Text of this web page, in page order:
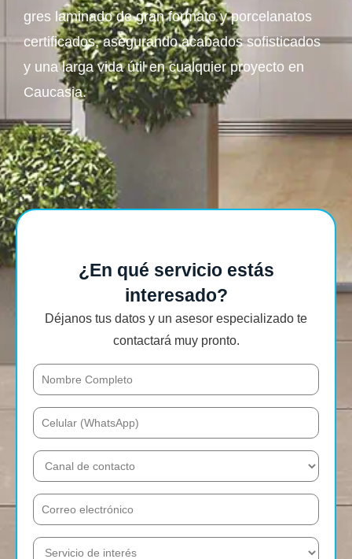
gres laminado de gran formato y porcelanatos
certificados, asegurando acabados sofisticados
y una larga vida útil en cualquier proyecto en
Caucasia.
¿En qué servicio estás
interesado?
Déjanos tus datos y un asesor especializado te
contactará muy pronto.